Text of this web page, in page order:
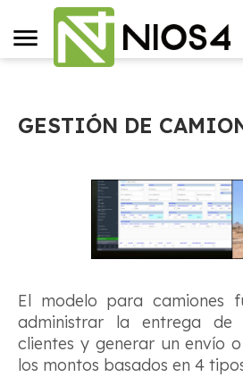
GESTIÓN DE
El modelo para camiones
administrar la entrega
clientes y generar un envío
los montos basados ​​en 4